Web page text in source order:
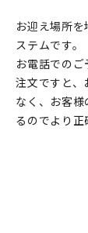
お迎え場所
ステムです。
お電話での
注文ですと、
なく、お客
るのでより正